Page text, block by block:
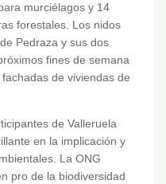
murciélagos y 14
forestales. Los nidos
Pedraza y sus dos
fines de semana
de viviendas de
de Valleruela
en la implicación y
La ONG
pro de la biodiversidad